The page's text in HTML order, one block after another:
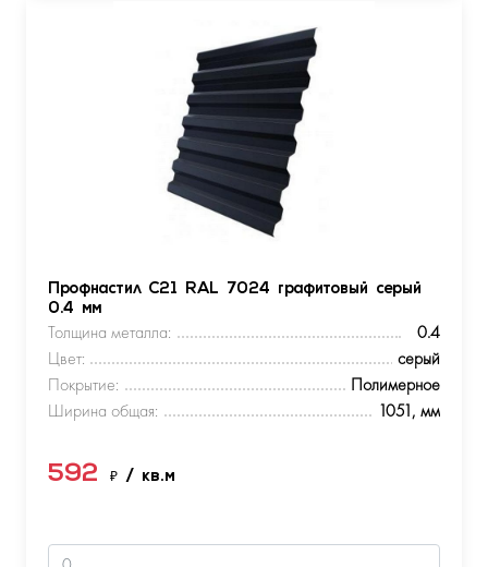
Профнастил С21 RAL 7024 графитовый серый
0.4 мм
Толщина металла:
0.4
Цвет:
серый
Покрытие:
Полимерное
Ширина общая:
1051, мм
592 ₽ / кв.м